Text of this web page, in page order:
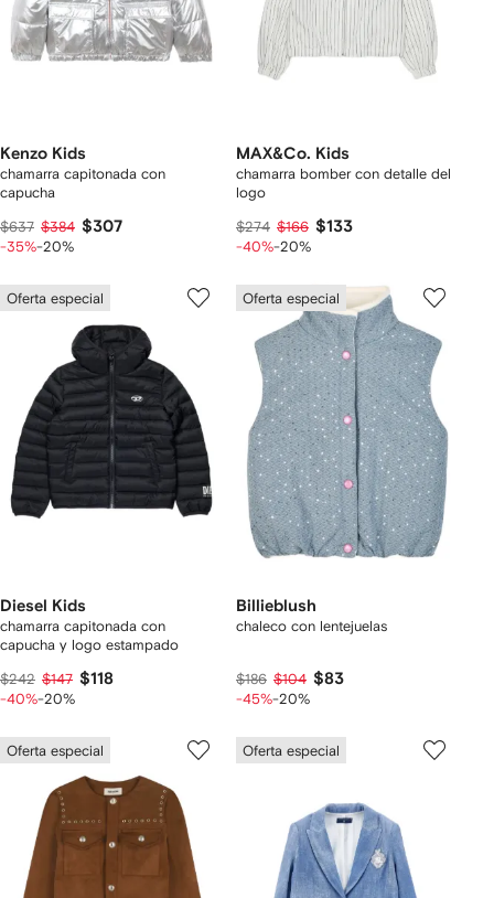
Kenzo Kids
chamarra capitonada con
capucha
$637 $384 $307
-35%-20%
MAX&Co. Kids
chamarra bomber con detalle del
logo
$274 $166 $133
-40%-20%
Oferta especial
Diesel Kids
chamarra capitonada con
capucha y logo estampado
$242 $147 $118
-40%-20%
Oferta especial
Billieblush
chaleco con lentejuelas
$186 $104 $83
-45%-20%
Oferta especial Oferta especial